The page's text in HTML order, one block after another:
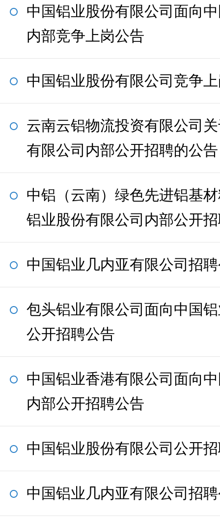
中国铝业股份有限公司面向
内部竞争上岗公告
中国铝业股份有限公司竞争
云南云铝物流投资有限公司
有限公司内部公开招聘的公告
中铝（云南）绿色先进铝基
铝业股份有限公司内部公开
中国铝业几内亚有限公司招
包头铝业有限公司面向中国
公开招聘公告
中国铝业香港有限公司面向
内部公开招聘公告
中国铝业股份有限公司公开
中国铝业几内亚有限公司招